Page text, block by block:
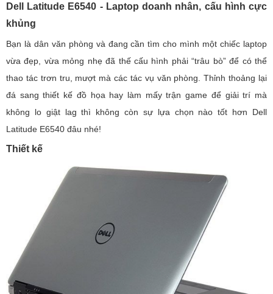
Dell Latitude E6540 - Laptop doanh nhân, cấu hình cực
khủng
Bạn là dân văn phòng và đang cần tìm cho mình một chiếc laptop
vừa đẹp, vừa mỏng nhẹ đã thế cấu hình phải “trâu bò” để có thể
thao tác trơn tru, mượt mà các tác vụ văn phòng. Thỉnh thoảng lại
đá sang thiết kế đồ họa hay làm mấy trận game để giải trí mà
không lo giật lag thì không còn sự lựa chọn nào tốt hơn Dell
Latitude E6540 đâu nhé!
Thiết kế